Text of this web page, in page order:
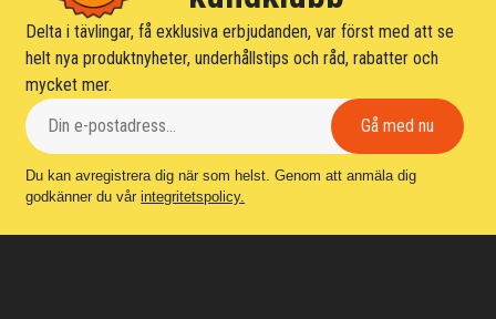
Delta i tävlingar, få exklusiva erbjudanden, var först med att se
helt nya produktnyheter, underhållstips och råd, rabatter och
mycket mer.
Du kan avregistrera dig när som helst. Genom att anmäla dig
godkänner du vårintegritetspolicy.